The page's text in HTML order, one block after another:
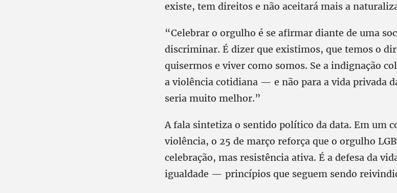
existe, tem direitos e não aceitará mais a
“Celebrar o orgulho é se afirmar diante de uma
discriminar. É dizer que existimos, que temos o
quisermos e viver como somos. Se a indignação
a violência cotidiana — e não para a vida privada
seria muito melhor.”
A fala sintetiza o sentido político da data. Em um
violência, o 25 de março reforça que o orgulho
celebração, mas resistência ativa. É a defesa da
igualdade — princípios que seguem sendo